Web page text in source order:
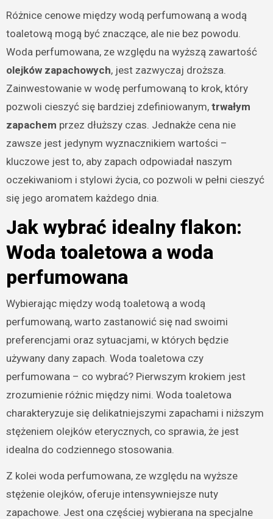
Różnice cenowe między wodą perfumowaną a wodą
toaletową mogą być znaczące, ale nie bez powodu.
Woda perfumowana, ze względu na wyższą zawartość
olejków zapachowych, jest zazwyczaj droższa.
Zainwestowanie w wodę perfumowaną to krok, który
pozwoli cieszyć się bardziej zdefiniowanym, trwałym
zapachem przez dłuższy czas. Jednakże cena nie
zawsze jest jedynym wyznacznikiem wartości –
kluczowe jest to, aby zapach odpowiadał naszym
oczekiwaniom i stylowi życia, co pozwoli w pełni cieszyć
się jego aromatem każdego dnia.
Jak wybrać idealny flakon:
Woda toaletowa a woda
perfumowana
Wybierając między wodą toaletową a wodą
perfumowaną, warto zastanowić się nad swoimi
preferencjami oraz sytuacjami, w których będzie
używany dany zapach. Woda toaletowa czy
perfumowana – co wybrać? Pierwszym krokiem jest
zrozumienie różnic między nimi. Woda toaletowa
charakteryzuje się delikatniejszymi zapachami i niższym
stężeniem olejków eterycznych, co sprawia, że jest
idealna do codziennego stosowania.
Z kolei woda perfumowana, ze względu na wyższe
stężenie olejków, oferuje intensywniejsze nuty
zapachowe. Jest ona częściej wybierana na specjalne